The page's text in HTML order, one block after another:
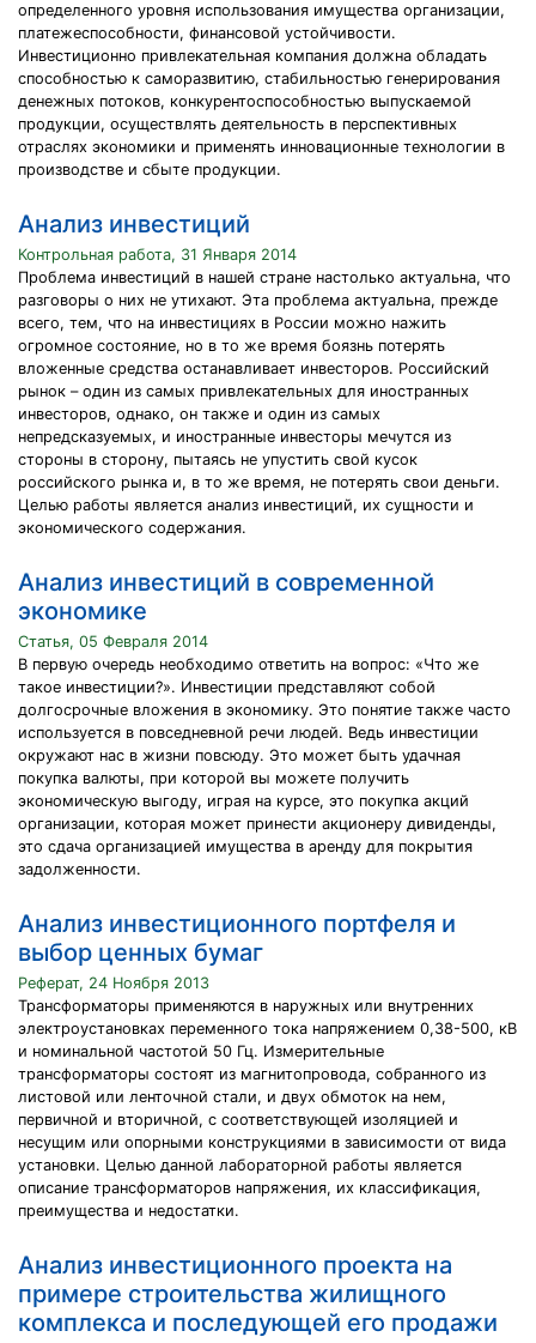
определенного уровня использования имущества организации,
платежеспособности, финансовой устойчивости.
Инвестиционно привлекательная компания должна обладать
способностью к саморазвитию, стабильностью генерирования
денежных потоков, конкурентоспособностью выпускаемой
продукции, осуществлять деятельность в перспективных
отраслях экономики и применять инновационные технологии в
производстве и сбыте продукции.
Анализ инвестиций
Контрольная работа, 31 Января 2014
Проблема инвестиций в нашей стране настолько актуальна, что
разговоры о них не утихают. Эта проблема актуальна, прежде
всего, тем, что на инвестициях в России можно нажить
огромное состояние, но в то же время боязнь потерять
вложенные средства останавливает инвесторов. Российский
рынок – один из самых привлекательных для иностранных
инвесторов, однако, он также и один из самых
непредсказуемых, и иностранные инвесторы мечутся из
стороны в сторону, пытаясь не упустить свой кусок
российского рынка и, в то же время, не потерять свои деньги.
Целью работы является анализ инвестиций, их сущности и
экономического содержания.
Анализ инвестиций в современной
экономике
Статья, 05 Февраля 2014
В первую очередь необходимо ответить на вопрос: «Что же
такое инвестиции?». Инвестиции представляют собой
долгосрочные вложения в экономику. Это понятие также часто
используется в повседневной речи людей. Ведь инвестиции
окружают нас в жизни повсюду. Это может быть удачная
покупка валюты, при которой вы можете получить
экономическую выгоду, играя на курсе, это покупка акций
организации, которая может принести акционеру дивиденды,
это сдача организацией имущества в аренду для покрытия
задолженности.
Анализ инвестиционного портфеля и
выбор ценных бумаг
Реферат, 24 Ноября 2013
Трансформаторы применяются в наружных или внутренних
электроустановках переменного тока напряжением 0,38-500, кВ
и номинальной частотой 50 Гц. Измерительные
трансформаторы состоят из магнитопровода, собранного из
листовой или ленточной стали, и двух обмоток на нем,
первичной и вторичной, с соответствующей изоляцией и
несущим или опорными конструкциями в зависимости от вида
установки. Целью данной лабораторной работы является
описание трансформаторов напряжения, их классификация,
преимущества и недостатки.
Анализ инвестиционного проекта на
примере строительства жилищного
комплекса и последующей его продажи